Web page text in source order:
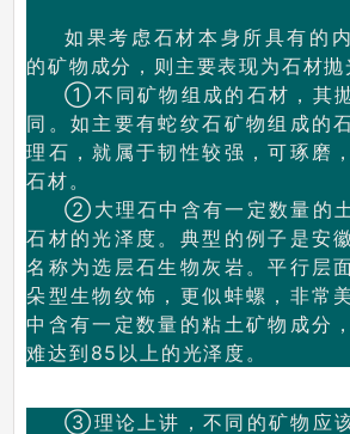
如果考虑石材本身所具有的
的矿物成分，则主要表现为石材抛
①不同矿物组成的石材，其
同。如主要有蛇纹石矿物组成的
理石，就属于韧性较强，可琢磨
石材。
②大理石中含有一定数量的
石材的光泽度。典型的例子是安
名称为选层石生物灰岩。平行层
朵型生物纹饰，更似蚌螺，非常
中含有一定数量的粘土矿物成分
难达到85以上的光泽度。
③理论上讲，不同的矿物应